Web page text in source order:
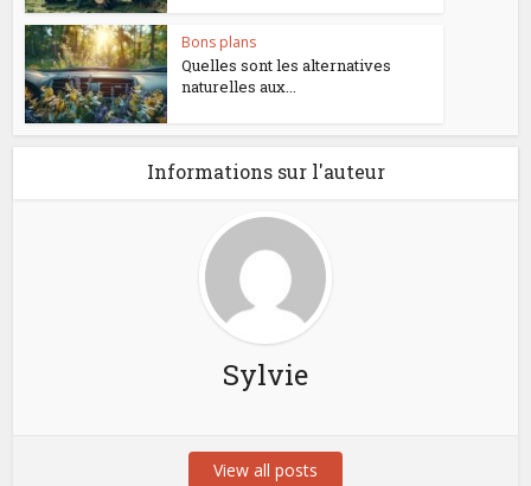
Bons plans
Quelles sont les alternatives
naturelles aux...
Informations sur l'auteur
Sylvie
View all posts